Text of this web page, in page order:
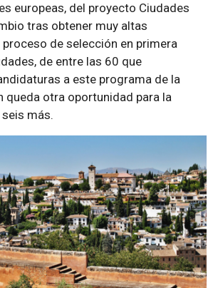
europeas, del proyecto Ciudades
tras obtener muy altas
de selección en primera
de entre las 60 que
a este programa de la
queda otra oportunidad para la
más.